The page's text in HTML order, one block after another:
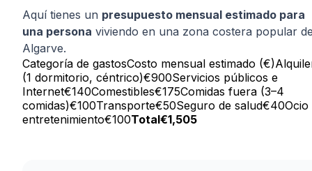
Aquí tienes un presupuesto mensual estimado para
una persona viviendo en una zona costera popular
Algarve.
Categoría de gastosCosto mensual estimado
(1 dormitorio, céntrico)€900Servicios públicos e
Internet€140Comestibles€175Comidas fuera (3–4
comidas)€100Transporte€50Seguro de salud€40Ocio
entretenimiento€100Total€1,505